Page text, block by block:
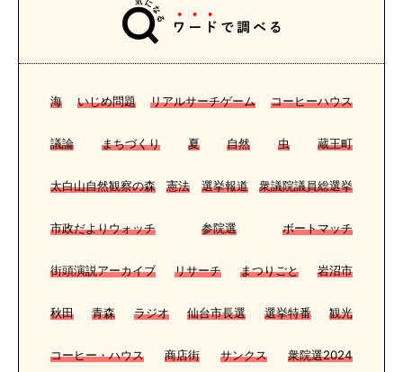
海 いじめ問題 リアルサーチゲーム コーヒーハウス
議論 まちづくり 夏 自然 虫 蔵王町
太白山自然観察の森 憲法 選挙報道 衆議院議員総選挙
市政だよりウォッチ 参院選 ボートマッチ
街頭演説アーカイブ リサーチ まつりごと 岩沼市
秋田 青森 ラジオ 仙台市長選 選挙特番 観光
コーヒー・ハウス 商店街 サンクス 衆院選2024